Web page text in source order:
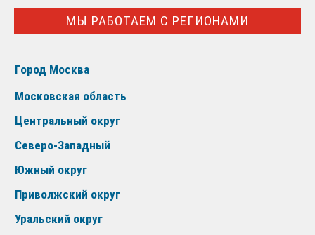
МЫ РАБОТАЕМ С РЕГИОНАМИ
Город Москва
Московская область
Центральный округ
Северо-Западный
Южный округ
Приволжский округ
Уральский округ